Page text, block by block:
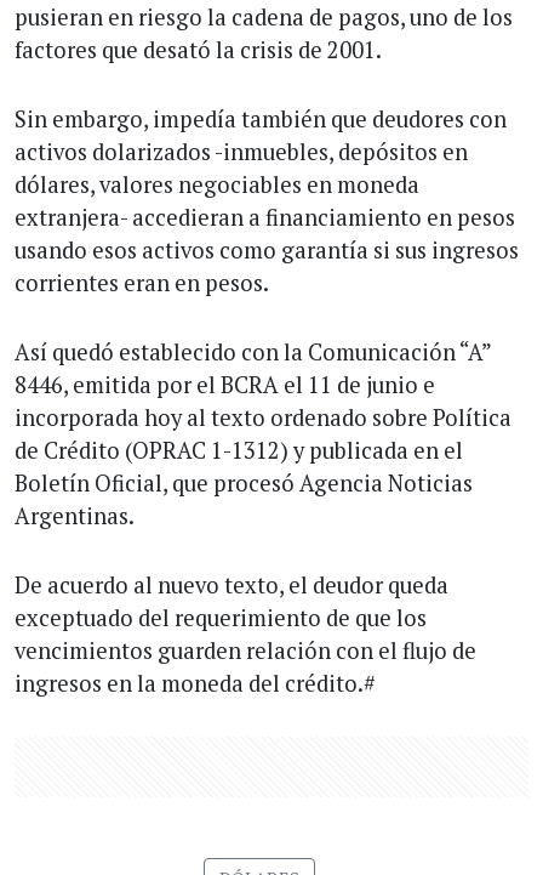
pusieran en riesgo la cadena de pagos, uno de los
factores que desató la crisis de 2001.
Sin embargo, impedía también que deudores con
activos dolarizados -inmuebles, depósitos en
dólares, valores negociables en moneda
extranjera- accedieran a financiamiento en pesos
usando esos activos como garantía si sus ingresos
corrientes eran en pesos.
Así quedó establecido con la Comunicación “A”
8446, emitida por el BCRA el 11 de junio e
incorporada hoy al texto ordenado sobre Política
de Crédito (OPRAC 1-1312) y publicada en el
Boletín Oficial, que procesó Agencia Noticias
Argentinas.
De acuerdo al nuevo texto, el deudor queda
exceptuado del requerimiento de que los
vencimientos guarden relación con el flujo de
ingresos en la moneda del crédito.#